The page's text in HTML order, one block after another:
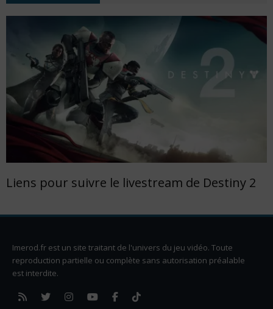
Liens pour suivre le livestream de Destiny 2
Imerod.fr est un site traitant de l'univers du jeu vidéo. Toute
reproduction partielle ou complète sans autorisation préalable
est interdite.